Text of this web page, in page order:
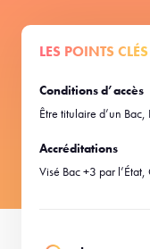
LES POINTS CLÉS
Conditions d’accès
Être titulaire d’un
Accréditations
Visé Bac +3 par